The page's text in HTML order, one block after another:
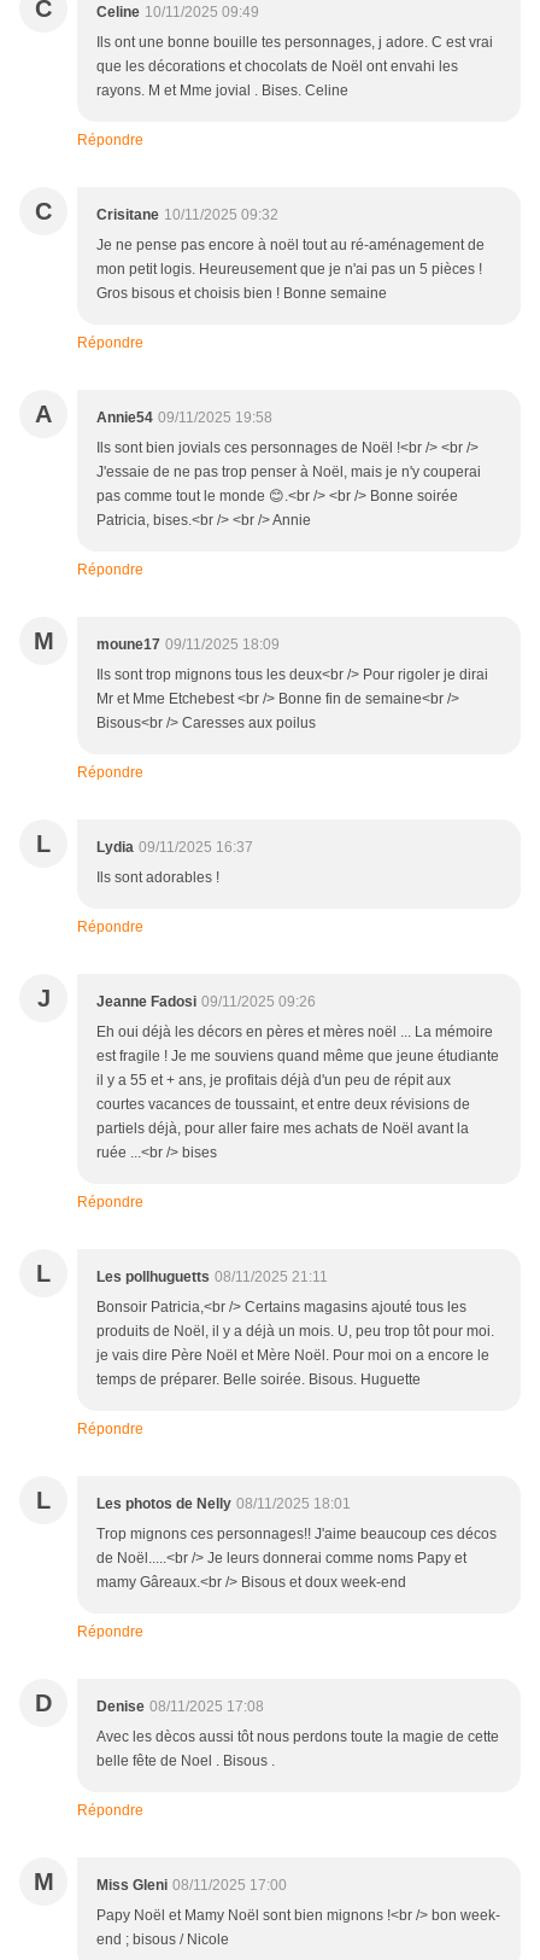
C Celine 10/11/2025 09:49
Ils ont une bonne bouille tes personnages, j adore. C est vrai
que les décorations et chocolats de Noël ont envahi les
rayons. M et Mme jovial . Bises. Celine
Répondre
C Crisitane 10/11/2025 09:32
Je ne pense pas encore à noël tout au ré-aménagement de
mon petit logis. Heureusement que je n'ai pas un 5 pièces !
Gros bisous et choisis bien ! Bonne semaine
Répondre
A Annie54 09/11/2025 19:58
Ils sont bien jovials ces personnages de Noël !<br /> <br />
J'essaie de ne pas trop penser à Noël, mais je n'y couperai
pas comme tout le monde 😊.<br /> <br /> Bonne soirée
Patricia, bises.<br /> <br /> Annie
Répondre
M moune17 09/11/2025 18:09
Ils sont trop mignons tous les deux<br /> Pour rigoler je dirai
Mr et Mme Etchebest <br /> Bonne fin de semaine<br />
Bisous<br /> Caresses aux poilus
Répondre
L Lydia 09/11/2025 16:37
Ils sont adorables !
Répondre
J Jeanne Fadosi 09/11/2025 09:26
Eh oui déjà les décors en pères et mères noël ... La mémoire
est fragile ! Je me souviens quand même que jeune étudiante
il y a 55 et + ans, je profitais déjà d'un peu de répit aux
courtes vacances de toussaint, et entre deux révisions de
partiels déjà, pour aller faire mes achats de Noël avant la
ruée ...<br /> bises
Répondre
L Les pollhuguetts 08/11/2025 21:11
Bonsoir Patricia,<br /> Certains magasins ajouté tous les
produits de Noël, il y a déjà un mois. U, peu trop tôt pour moi.
je vais dire Père Noël et Mère Noël. Pour moi on a encore le
temps de préparer. Belle soirée. Bisous. Huguette
Répondre
L Les photos de Nelly 08/11/2025 18:01
Trop mignons ces personnages!! J'aime beaucoup ces décos
de Noël.....<br /> Je leurs donnerai comme noms Papy et
mamy Gâreaux.<br /> Bisous et doux week-end
Répondre
D Denise 08/11/2025 17:08
Avec les dècos aussi tôt nous perdons toute la magie de cette
belle fête de Noel . Bisous .
Répondre
M Miss Gleni 08/11/2025 17:00
Papy Noël et Mamy Noël sont bien mignons !<br /> bon week-
end ; bisous / Nicole